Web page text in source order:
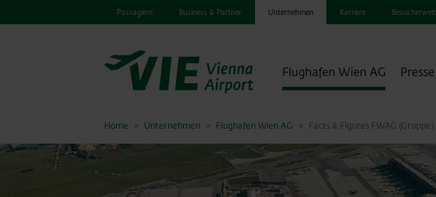
Passagiere Business & Partner Unternehmen Karriere Besucherwelt
Flughafen Wien AG Presse
Home Unternehmen Flughafen Wien AG Facts & Figures FWAG (Gruppe)